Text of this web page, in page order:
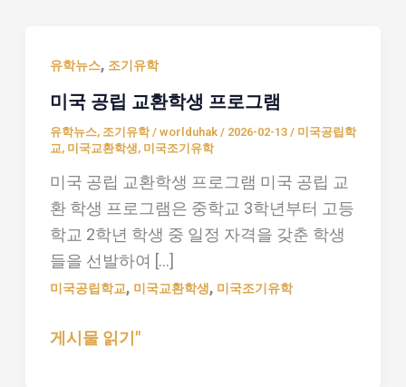
유학뉴스, 조기유학
미국 공립 교환학생 프로그램
유학뉴스, 조기유학/ worlduhak / 2026-02-13 / 미국공립학
교, 미국교환학생, 미국조기유학
미국 공립 교환학생 프로그램 미국 공립 교
환 학생 프로그램은 중학교 3학년부터 고등
학교 2학년 학생 중 일정 자격을 갖춘 학생
들을 선발하여 […]
미국공립학교, 미국교환학생, 미국조기유학
미
국
공
립
환
학
생
프
로
그
램
게시물 읽기"